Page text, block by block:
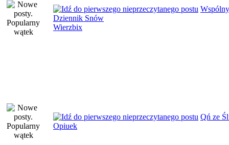
Wspólny
Dziennik Snów
Wierzbix
Qń ze
Opiuek